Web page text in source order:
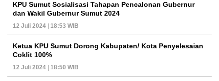
KPU Sumut Sosialisasi Tahapan Pencalonan Gubernur
dan Wakil Gubernur Sumut 2024
12 Juli 2024 | 18:53 WIB
Ketua KPU Sumut Dorong Kabupaten/ Kota Penyelesaian
Coklit 100%
12 Juli 2024 | 18:50 WIB